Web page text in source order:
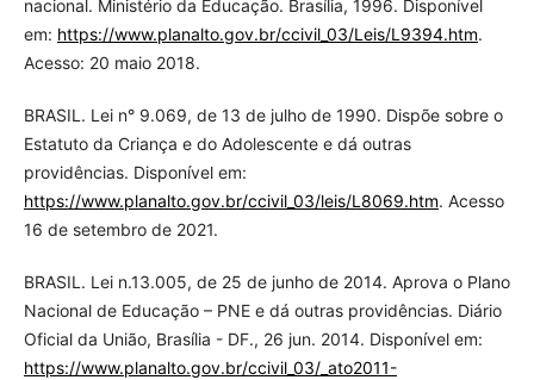
nacional. Ministério da Educação. Brasília, 1996. Disponível
em: https://www.planalto.gov.br/ccivil_03/Leis/L9394.htm.
Acesso: 20 maio 2018.
BRASIL. Lei n° 9.069, de 13 de julho de 1990. Dispõe sobre o
Estatuto da Criança e do Adolescente e dá outras
providências. Disponível em:
https://www.planalto.gov.br/ccivil_03/leis/L8069.htm. Acesso
16 de setembro de 2021.
BRASIL. Lei n.13.005, de 25 de junho de 2014. Aprova o Plano
Nacional de Educação – PNE e dá outras providências. Diário
Oficial da União, Brasília - DF., 26 jun. 2014. Disponível em:
https://www.planalto.gov.br/ccivil_03/_ato2011-